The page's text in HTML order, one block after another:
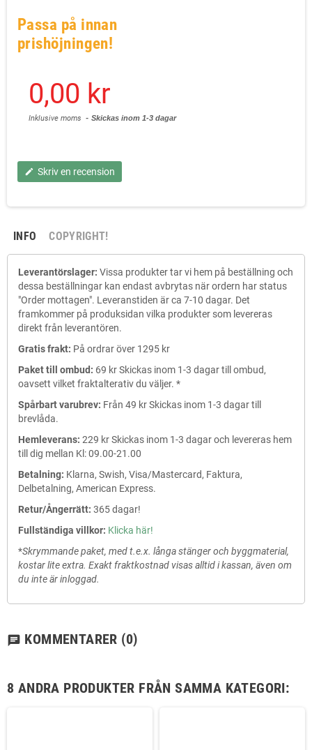
Passa på innan
prishöjningen!
0,00 kr
Inklusive moms Skickas inom 1-3 dagar
edit Skriv en recension
INFO COPYRIGHT!
Leverantörslager: Vissa produkter tar vi hem på beställning och
dessa beställningar kan endast avbrytas när ordern har status
"Order mottagen". Leveranstiden är ca 7-10 dagar. Det
framkommer på produksidan vilka produkter som levereras
direkt från leverantören.
Gratis frakt: På ordrar över 1295 kr
Paket till ombud: 69 kr Skickas inom 1-3 dagar till ombud,
oavsett vilket fraktalterativ du väljer. *
Spårbart varubrev: Från 49 kr Skickas inom 1-3 dagar till
brevlåda.
Hemleverans: 229 kr Skickas inom 1-3 dagar och levereras hem
till dig mellan Kl: 09.00-21.00
Betalning: Klarna, Swish, Visa/Mastercard, Faktura,
Delbetalning, American Express.
Retur/Ångerrätt: 365 dagar!
Fullständiga villkor: Klicka här!
*Skrymmande paket, med t.e.x. långa stänger och byggmaterial,
kostar lite extra. Exakt fraktkostnad visas alltid i kassan, även om
du inte är inloggad.
chat KOMMENTARER (0)
8 ANDRA PRODUKTER FRÅN SAMMA KATEGORI: